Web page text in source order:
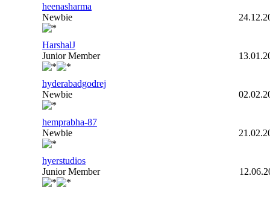
heenasharma
Newbie
HarshalJ
Junior Member
hyderabadgodrej
Newbie
hemprabha-87
Newbie
hyerstudios
Junior Member